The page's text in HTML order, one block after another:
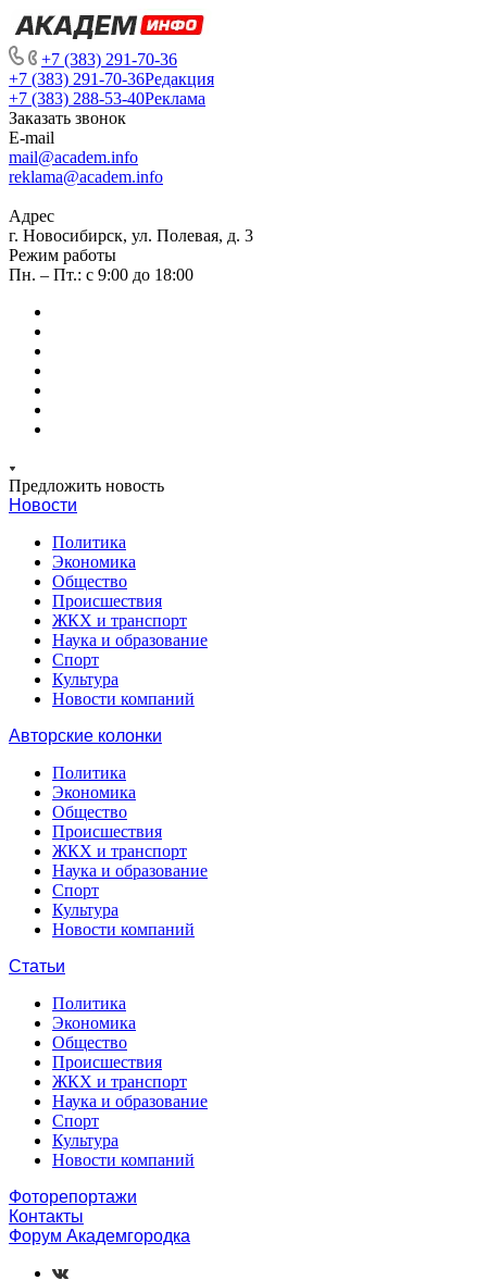
+7 (383) 291-70-36
+7 (383) 291-70-36Редакция
+7 (383) 288-53-40Реклама
Заказать звонок
E-mail
mail@academ.info
reklama@academ.info
Адрес
г. Новосибирск, ул. Полевая, д. 3
Режим работы
Пн. – Пт.: с 9:00 до 18:00
Предложить новость
Новости
Политика
Экономика
Общество
Происшествия
ЖКХ и транспорт
Наука и образование
Спорт
Культура
Новости компаний
Авторские колонки
Политика
Экономика
Общество
Происшествия
ЖКХ и транспорт
Наука и образование
Спорт
Культура
Новости компаний
Статьи
Политика
Экономика
Общество
Происшествия
ЖКХ и транспорт
Наука и образование
Спорт
Культура
Новости компаний
Фоторепортажи
Контакты
Форум Академгородка